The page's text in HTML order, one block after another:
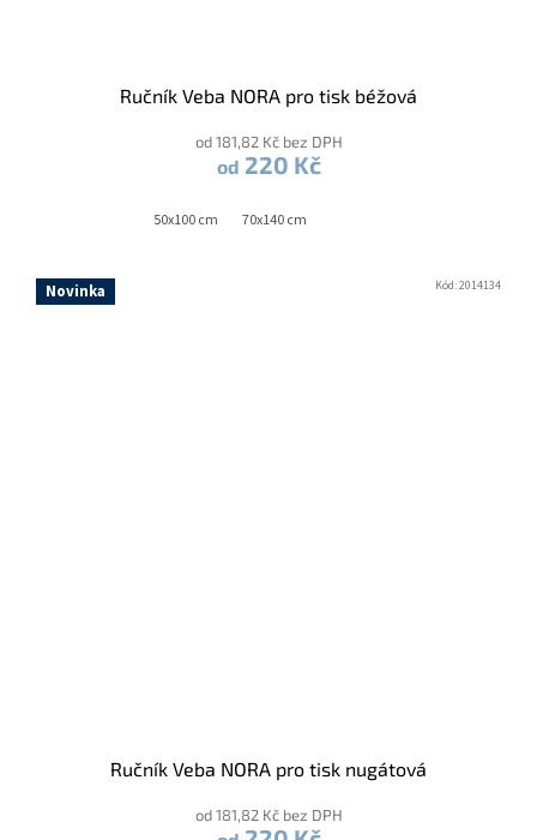
Ručník Veba NORA pro tisk béžová
od 181,82 Kč bez DPH
od 220 Kč
50x100 cm 70x140 cm
Novinka
Ručník Veba NORA pro tisk nugátová
od 181,82 Kč bez DPH
Kód:2014134